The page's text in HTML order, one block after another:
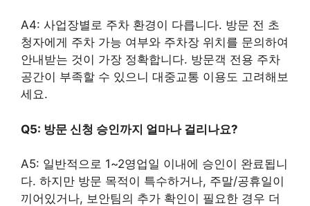
A4: 사업장별로 주차 환경이 다릅니다. 방문 전 초
청자에게 주차 가능 여부와 주차장 위치를 문의하여
안내받는 것이 가장 정확합니다. 방문객 전용 주차
공간이 부족할 수 있으니 대중교통 이용도 고려해보
세요.
Q5: 방문 신청 승인까지 얼마나 걸리나요?
A5: 일반적으로 1~2영업일 이내에 승인이 완료됩니
다. 하지만 방문 목적이 특수하거나, 주말/공휴일이
끼어있거나, 보안팀의 추가 확인이 필요한 경우 더